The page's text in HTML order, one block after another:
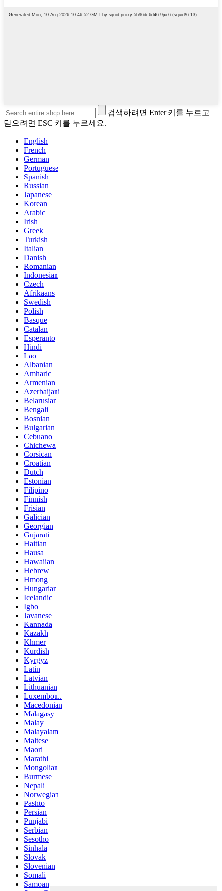
검색하려면 Enter 키를 누르고
닫으려면 ESC 키를 누르세요.
English
French
German
Portuguese
Spanish
Russian
Japanese
Korean
Arabic
Irish
Greek
Turkish
Italian
Danish
Romanian
Indonesian
Czech
Afrikaans
Swedish
Polish
Basque
Catalan
Esperanto
Hindi
Lao
Albanian
Amharic
Armenian
Azerbaijani
Belarusian
Bengali
Bosnian
Bulgarian
Cebuano
Chichewa
Corsican
Croatian
Dutch
Estonian
Filipino
Finnish
Frisian
Galician
Georgian
Gujarati
Haitian
Hausa
Hawaiian
Hebrew
Hmong
Hungarian
Icelandic
Igbo
Javanese
Kannada
Kazakh
Khmer
Kurdish
Kyrgyz
Latin
Latvian
Lithuanian
Luxembou..
Macedonian
Malagasy
Malay
Malayalam
Maltese
Maori
Marathi
Mongolian
Burmese
Nepali
Norwegian
Pashto
Persian
Punjabi
Serbian
Sesotho
Sinhala
Slovak
Slovenian
Somali
Samoan